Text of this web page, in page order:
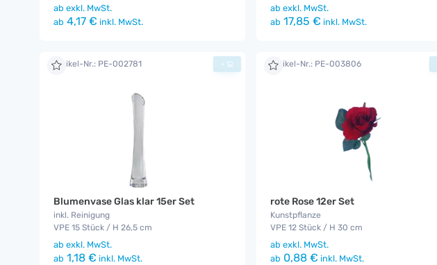
ab exkl. MwSt.
ab 4,17 € inkl. MwSt.
ab exkl. MwSt.
ab 17,85 € inkl. MwSt.
Artikel-Nr.: PE-002781
Blumenvase Glas klar 15er Set
inkl. Reinigung
VPE 15 Stück / H 26,5 cm
ab exkl. MwSt.
ab 1,18 € inkl. MwSt.
+ Artikel-Nr.: PE-003806
rote Rose 12er Set
Kunstpflanze
VPE 12 Stück / H 30 cm
ab exkl. MwSt.
ab 0,88 € inkl. MwSt.